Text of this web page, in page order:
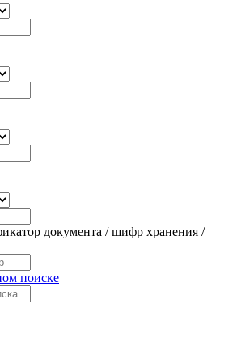
документа / шифр хранения /
поиске